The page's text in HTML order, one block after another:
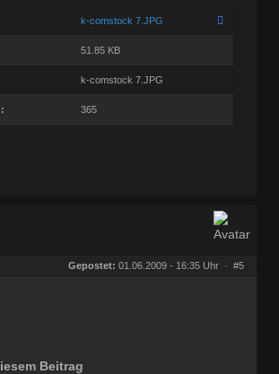
k-comstock 7.JPG
51.85 KB
k-comstock 7.JPG
365
Gepostet: 01.06.2009 - 16:35 Uhr · #5
Beitrag